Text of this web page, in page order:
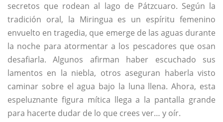
secretos que rodean al lago de Pátzcuaro. Según la
tradición oral, la Miringua es un espíritu femenino
envuelto en tragedia, que emerge de las aguas durante
la noche para atormentar a los pescadores que osan
desafiarla. Algunos afirman haber escuchado sus
lamentos en la niebla, otros aseguran haberla visto
caminar sobre el agua bajo la luna llena. Ahora, esta
espeluznante figura mítica llega a la pantalla grande
para hacerte dudar de lo que crees ver… y oír.